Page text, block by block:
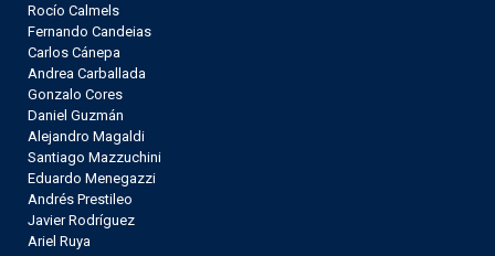
Rocío Calmels
Fernando Candeias
Carlos Cánepa
Andrea Carballada
Gonzalo Cores
Daniel Guzmán
Alejandro Magaldi
Santiago Mazzuchini
Eduardo Menegazzi
Andrés Prestileo
Javier Rodríguez
Ariel Ruya